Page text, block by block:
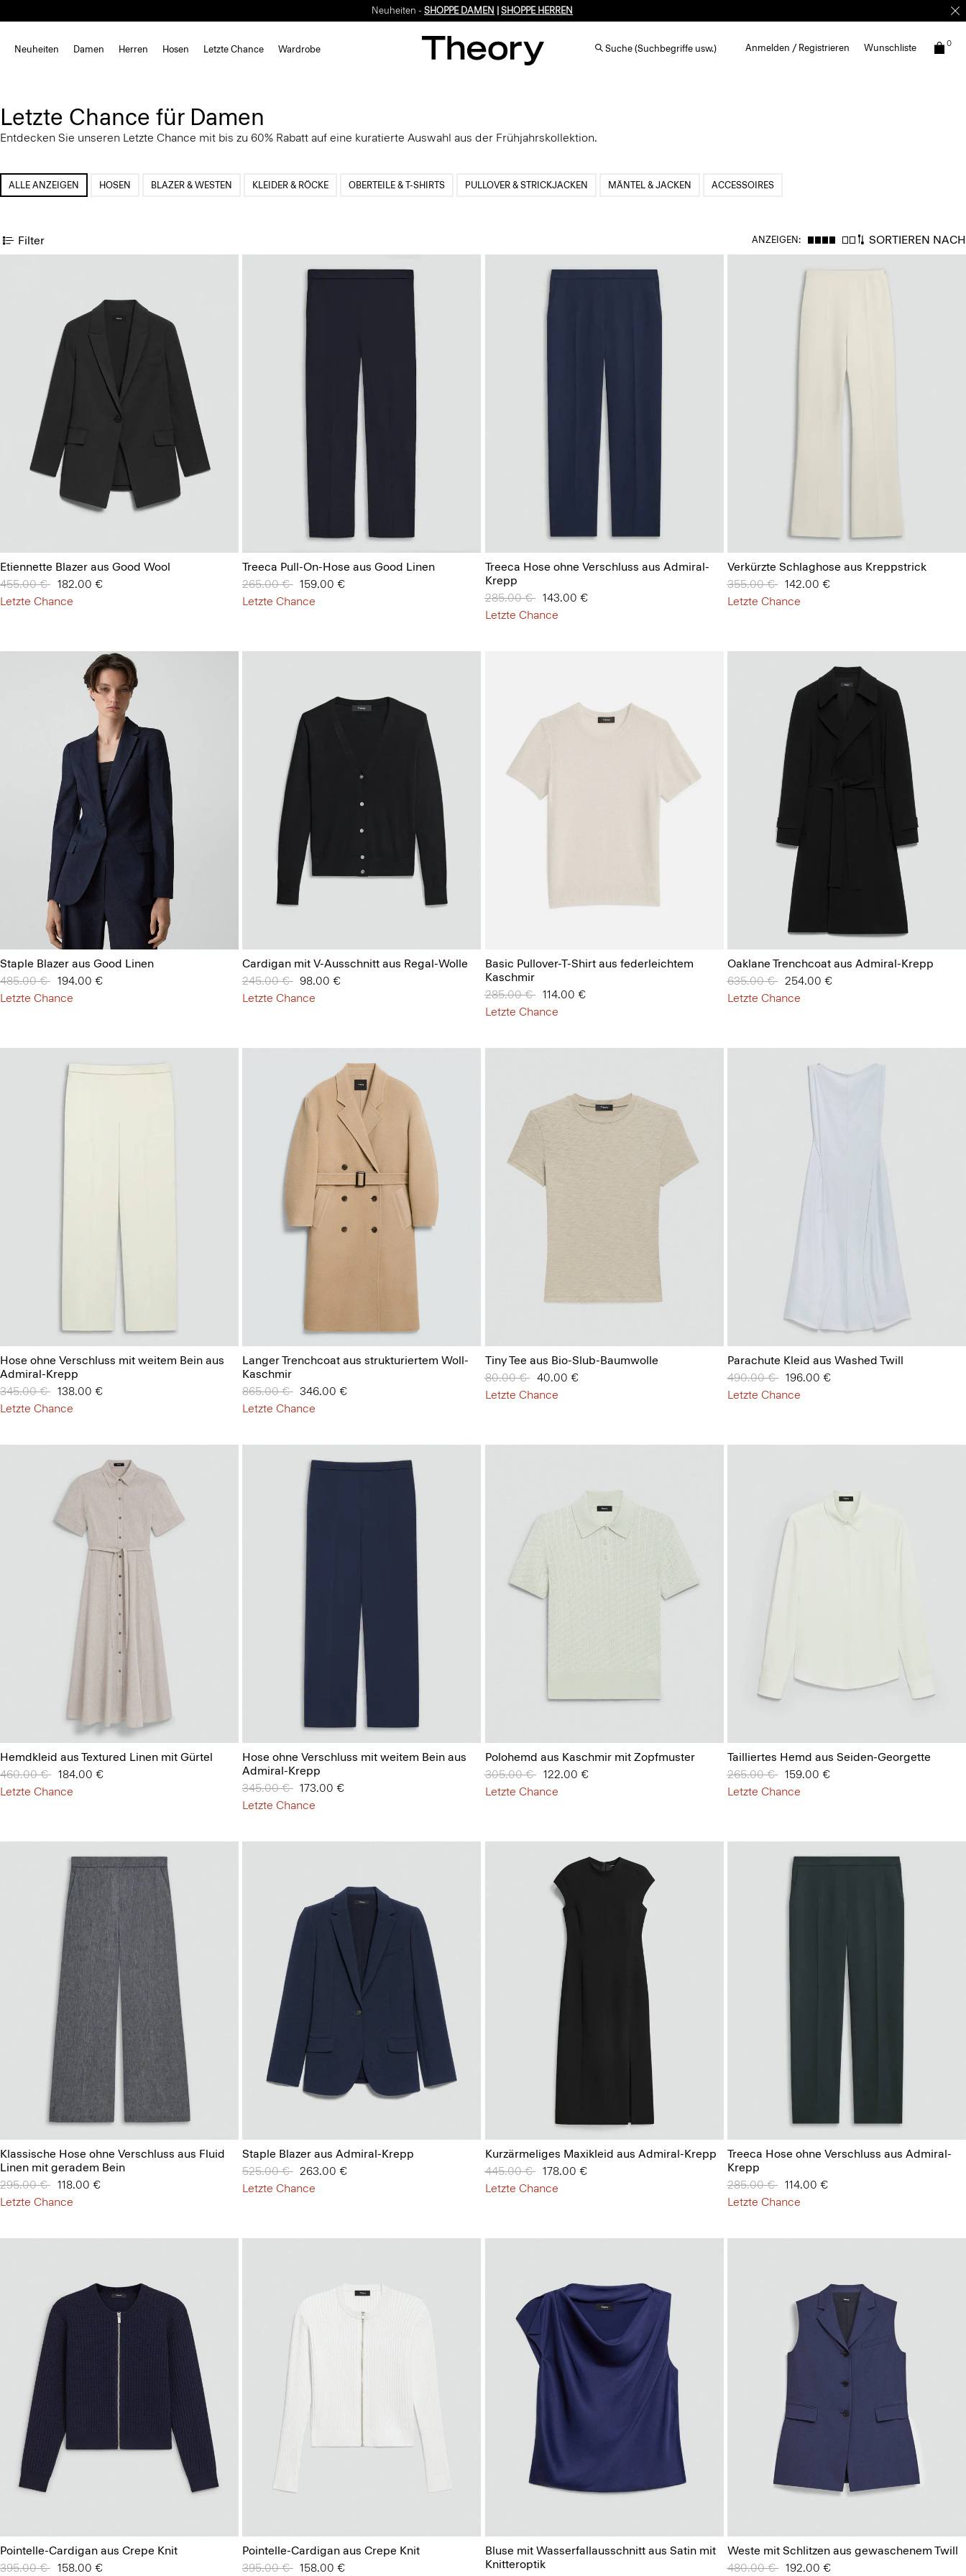
Neuheiten - SHOPPE DAMEN SHOPPE HERREN
Neuheiten Damen Herren Hosen Letzte Chance Wardrobe Suche (Suchbegriffe usw.) Anmelden / Registrieren Wunschliste 0
Letzte Chance für Damen
Entdecken Sie unseren Letzte Chance mit bis zu 60% Rabatt auf eine kuratierte Auswahl aus der Frühjahrskollektion.
ALLE ANZEIGEN HOSEN BLAZER & WESTEN KLEIDER & RÖCKE OBERTEILE & T-SHIRTS PULLOVER & STRICKJACKEN MÄNTEL & JACKEN ACCESSOIRES
Filter ANZEIGEN: SORTIEREN NACH
Etiennette Blazer aus Good Wool
Preis reduziert von
455.00 € auf
182.00 €
Letzte Chance
Treeca Pull-On-Hose aus Good Linen
Preis reduziert von
265.00 €auf159.00 €
Letzte Chance
Treeca Hose ohne Verschluss aus Admiral-
Krepp
Preis reduziert von
285.00 €auf143.00 €
Letzte Chance
Verkürzte Schlaghose aus Kreppstrick
Preis reduziert von
355.00 €auf142.00 €
Letzte Chance
Staple Blazer aus Good Linen
Preis reduziert von
485.00 € auf
194.00 €
Letzte Chance
Cardigan mit V-Ausschnitt aus Regal-Wolle
Preis reduziert von
245.00 €auf98.00 €
Letzte Chance
Basic Pullover-T-Shirt aus federleichtem
Kaschmir
Preis reduziert von
285.00 €auf114.00 €
Letzte Chance
Oaklane Trenchcoat aus Admiral-Krepp
Preis reduziert von
635.00 €auf254.00 €
Letzte Chance
Hose ohne Verschluss mit weitem Bein aus
Admiral-Krepp
Preis reduziert von
345.00 € auf
138.00 €
Letzte Chance
Langer Trenchcoat aus strukturiertem Woll-
Kaschmir
Preis reduziert von
865.00 €auf346.00 €
Letzte Chance
Tiny Tee aus Bio-Slub-Baumwolle
Preis reduziert von
80.00 €auf40.00 €
Letzte Chance
Parachute Kleid aus Washed Twill
Preis reduziert von
490.00 €auf196.00 €
Letzte Chance
Hemdkleid aus Textured Linen mit Gürtel
Preis reduziert von
460.00 € auf
184.00 €
Letzte Chance
Hose ohne Verschluss mit weitem Bein aus
Admiral-Krepp
Preis reduziert von
345.00 €auf173.00 €
Letzte Chance
Polohemd aus Kaschmir mit Zopfmuster
Preis reduziert von
305.00 €auf122.00 €
Letzte Chance
Tailliertes Hemd aus Seiden-Georgette
Preis reduziert von
265.00 €auf159.00 €
Letzte Chance
Klassische Hose ohne Verschluss aus Fluid
Linen mit geradem Bein
Preis reduziert von
295.00 € auf
118.00 €
Letzte Chance
Staple Blazer aus Admiral-Krepp
Preis reduziert von
525.00 €auf263.00 €
Letzte Chance
Kurzärmeliges Maxikleid aus Admiral-Krepp
Preis reduziert von
445.00 €auf178.00 €
Letzte Chance
Treeca Hose ohne Verschluss aus Admiral-
Krepp
Preis reduziert von
285.00 €auf114.00 €
Letzte Chance
Pointelle-Cardigan aus Crepe Knit
Preis reduziert von
395.00 € auf
158.00 €
Pointelle-Cardigan aus Crepe Knit
Preis reduziert von
395.00 €auf158.00 €
Bluse mit Wasserfallausschnitt aus Satin mit
Knitteroptik
Weste mit Schlitzen aus gewaschenem Twill
Preis reduziert von
480.00 €auf192.00 €